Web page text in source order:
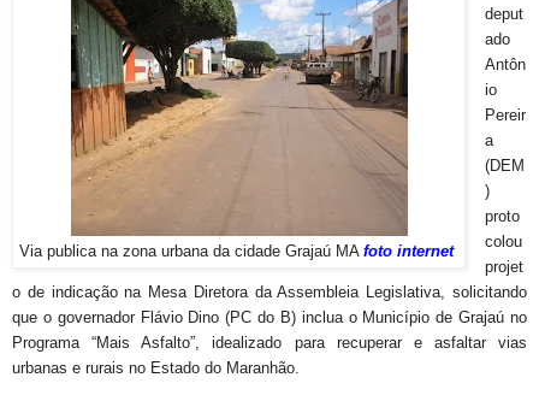
Via publica na zona urbana da cidade Grajaú MA foto internet
deput
ado
Antôn
io
Pereir
a
(DEM
)
proto
colou
projet
o de indicação na Mesa Diretora da Assembleia Legislativa, solicitando
que o governador Flávio Dino (PC do B) inclua o Município de Grajaú no
Programa “Mais Asfalto”, idealizado para recuperar e asfaltar vias
urbanas e rurais no Estado do Maranhão.